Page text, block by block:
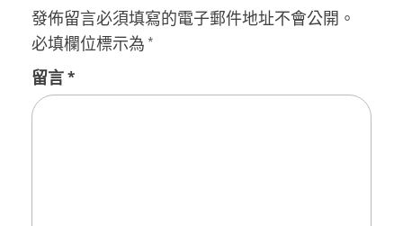
發佈留言必須填寫的電子郵件地址不會公開。
必填欄位標示為 *
留言*